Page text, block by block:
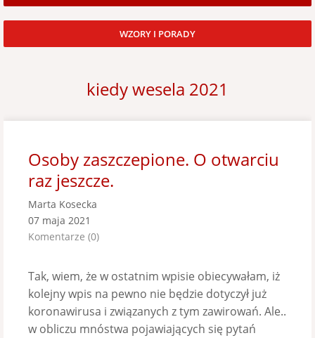
WZORY I PORADY
kiedy wesela 2021
Osoby zaszczepione. O otwarciu
raz jeszcze.
Marta Kosecka
07 maja 2021
Komentarze (0)
Tak, wiem, że w ostatnim wpisie obiecywałam, iż
kolejny wpis na pewno nie będzie dotyczył już
koronawirusa i związanych z tym zawirowań. Ale..
w obliczu mnóstwa pojawiających się pytań